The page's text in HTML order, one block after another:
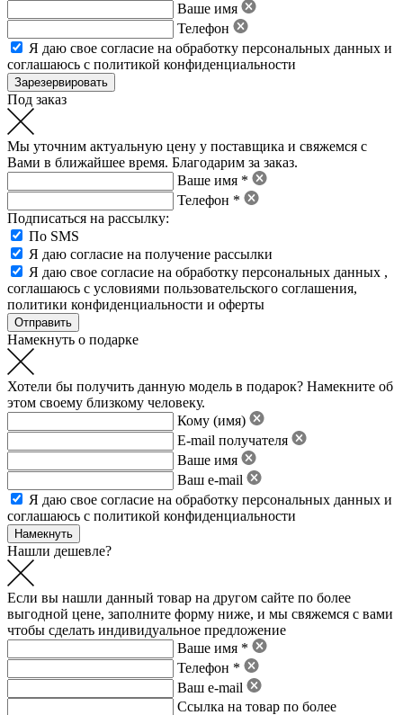
Ваше имя
Телефон
Я даю свое согласие на обработку персональных данных и
соглашаюсь с политикой конфиденциальности
Под заказ
Мы уточним актуальную цену у поставщика и свяжемся с
Вами в ближайшее время. Благодарим за заказ.
Ваше имя *
Телефон *
Подписаться на рассылку:
По SMS
Я даю согласие на получение рассылки
Я даю свое согласие на обработку персональных данных ,
соглашаюсь с условиями пользовательского соглашения,
политики конфиденциальности и оферты
Намекнуть о подарке
Хотели бы получить данную модель в подарок? Намекните об
этом своему близкому человеку.
Кому (имя)
E-mail получателя
Ваше имя
Ваш e-mail
Я даю свое согласие на обработку персональных данных и
соглашаюсь с политикой конфиденциальности
Нашли дешевле?
Если вы нашли данный товар на другом сайте по более
выгодной цене, заполните форму ниже, и мы свяжемся с вами
чтобы сделать индивидуальное предложение
Ваше имя *
Телефон *
Ваш e-mail
Ссылка на товар по более